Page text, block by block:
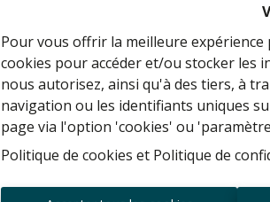
Pour vous offrir la meilleure
cookies pour accéder et/ou stocker les
nous autorisez, ainsi qu'à des tiers, à
navigation ou les identifiants uniques
page via l'option 'cookies' ou
Politique de cookies et Politique de